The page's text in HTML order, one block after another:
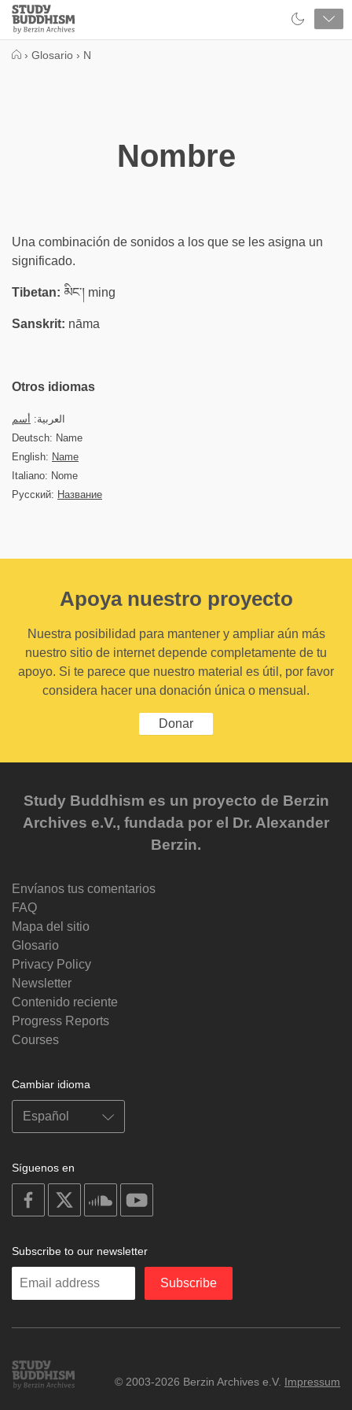
Close
Study
Buddhism
› Glosario › N
Nombre
Una combinación de sonidos a los que se les asigna un
significado.
Tibetan: མིང་། ming
Sanskrit: nāma
Otros idiomas
العربية: أسم
Deutsch: Name
English: Name
Italiano: Nome
Русский: Название
Apoya nuestro proyecto
Nuestra posibilidad para mantener y ampliar aún más
nuestro sitio de internet depende completamente de tu
apoyo. Si te parece que nuestro material es útil, por favor
considera hacer una donación única o mensual.
Donar
Study Buddhism es un proyecto de Berzin
Archives e.V., fundada por el Dr. Alexander
Berzin.
Envíanos tus comentarios
FAQ
Mapa del sitio
Glosario
Privacy Policy
Newsletter
Contenido reciente
Progress Reports
Courses
Cambiar idioma
Síguenos en
on
facebook
soundcloud
Subscribe to our newsletter
Enter
Subscribe
Study
Buddhism
© 2003-2026 Berzin Archives e.V. Impressum